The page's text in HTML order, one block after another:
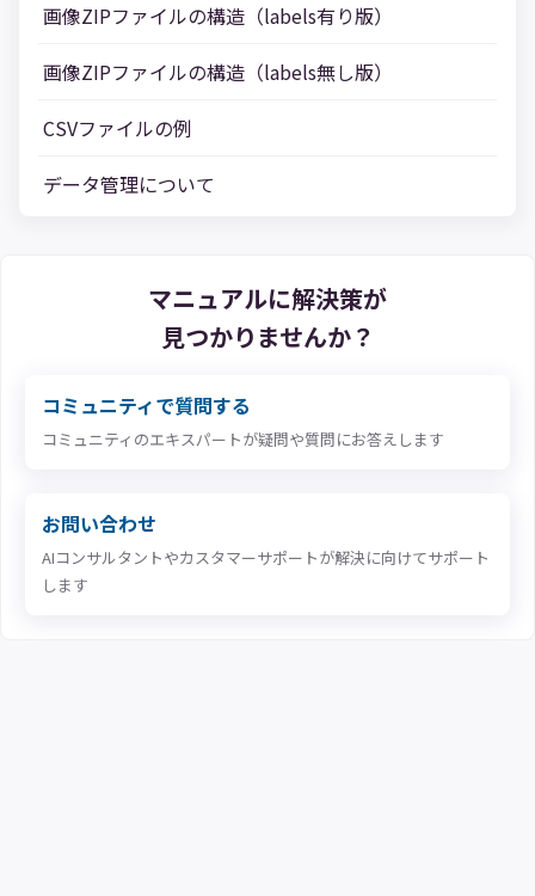
画像ZIPファイルの構造（labels有り版）
画像ZIPファイルの構造（labels無し版）
CSVファイルの例
データ管理について
マニュアルに解決策が
見つかりませんか？
コミュニティで質問する
コミュニティのエキスパートが疑問や質問にお答えします
お問い合わせ
AIコンサルタントやカスタマーサポートが解決に向けてサポート
します